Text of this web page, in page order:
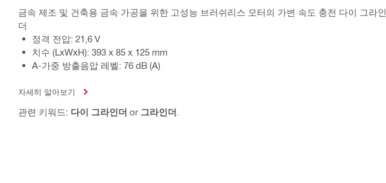
금속 제조 및 건축용 금속 가공을 위한 고성능 브러쉬리스 모터의 가변 속도 충전 다이 그라인
더
정격 전압: 21,6 V
치수 (LxWxH): 393 x 85 x 125 mm
A-가중 방출음압 레벨: 76 dB (A)
자세히 알아보기
관련 키워드: 다이 그라인더 or 그라인더